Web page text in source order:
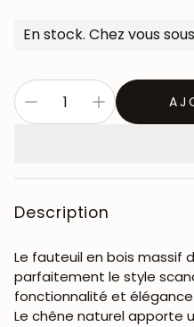
En stock. Chez vous
Description
Le fauteuil en bois massif
parfaitement le style
fonctionnalité et
Le chêne naturel apporte